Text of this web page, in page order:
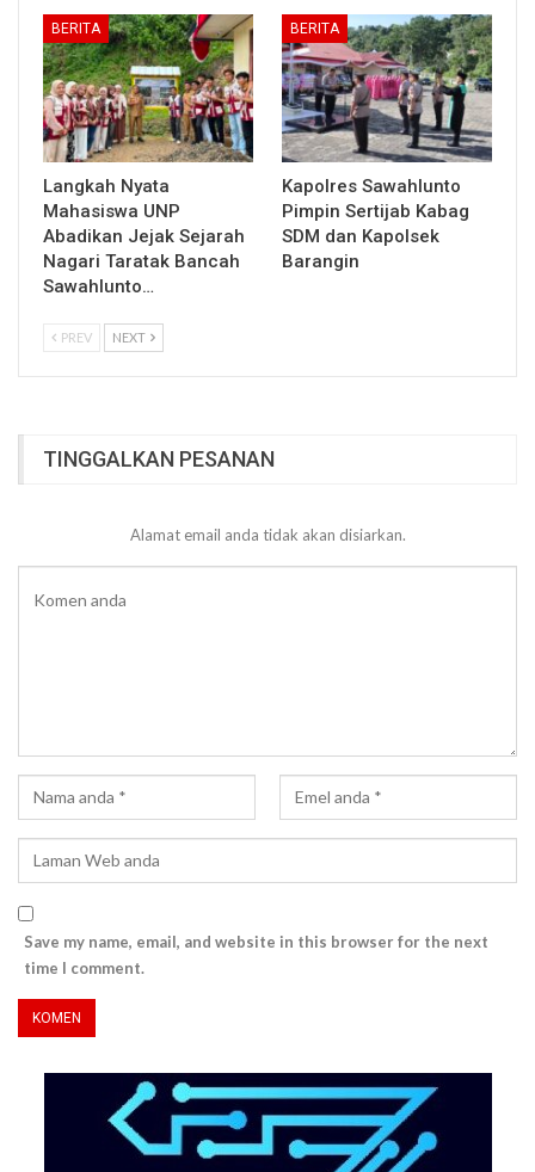
BERITA
Langkah Nyata
Mahasiswa UNP
Abadikan Jejak Sejarah
Nagari Taratak Bancah
Sawahlunto…
BERITA
Kapolres Sawahlunto
Pimpin Sertijab Kabag
SDM dan Kapolsek
Barangin
PREV NEXT
TINGGALKAN PESANAN
Alamat email anda tidak akan disiarkan.
Save my name, email, and website in this browser for the next
time I comment.